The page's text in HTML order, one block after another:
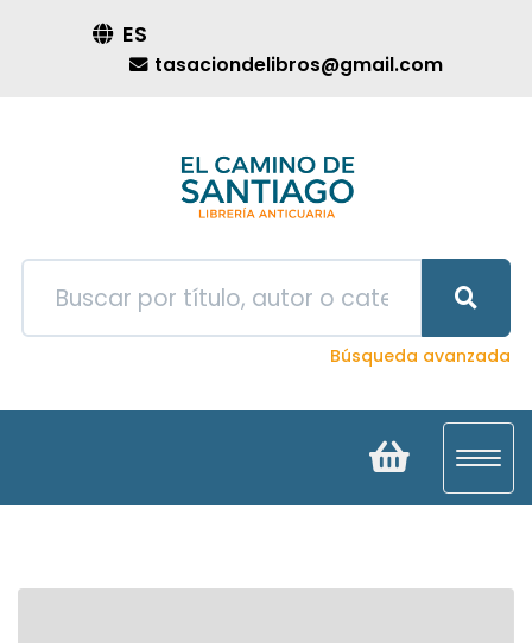
ES
tasaciondelibros@gmail.com
Búsqueda avanzada